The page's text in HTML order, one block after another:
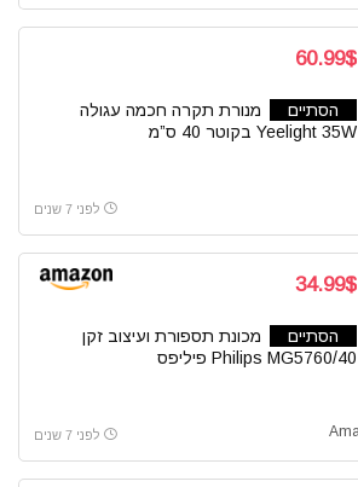
60.99$
הסתיים
מנורת תקרה חכמה עגולה
Yeelight 35W בקוטר 40 ס”מ
לפני 7 שנים
34.99$
הסתיים
מכונת תספורת ועיצוב זקן
Philips MG5760/40 פיליפס
לפני 7 שנים